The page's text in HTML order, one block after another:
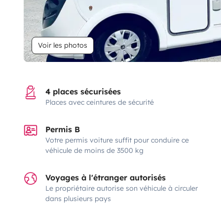
Voir les photos
4 places sécurisées
Places avec ceintures de sécurité
Permis B
Votre permis voiture suffit pour conduire ce
véhicule de moins de 3500 kg
Voyages à l'étranger autorisés
Le propriétaire autorise son véhicule à circuler
dans plusieurs pays